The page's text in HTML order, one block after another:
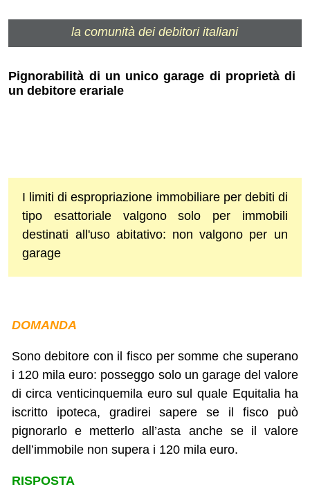
la comunità dei debitori italiani
Pignorabilità di un unico garage di proprietà di
un debitore erariale
I limiti di espropriazione immobiliare per debiti di
tipo esattoriale valgono solo per immobili
destinati all'uso abitativo: non valgono per un
garage
DOMANDA
Sono debitore con il fisco per somme che superano
i 120 mila euro: posseggo solo un garage del valore
di circa venticinquemila euro sul quale Equitalia ha
iscritto ipoteca, gradirei sapere se il fisco può
pignorarlo e metterlo all’asta anche se il valore
dell’immobile non supera i 120 mila euro.
RISPOSTA